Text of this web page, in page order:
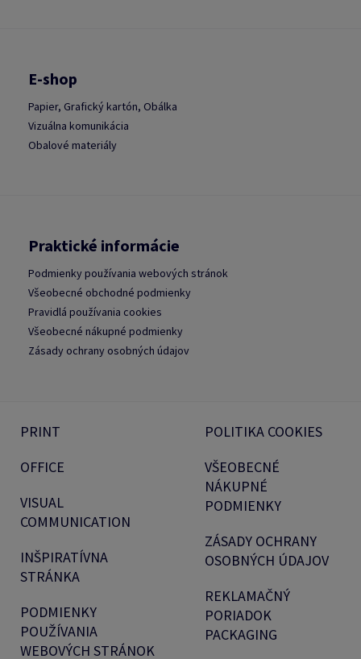
E-shop
Papier, Grafický kartón, Obálka
Vizuálna komunikácia
Obalové materiály
Praktické informácie
Podmienky používania webových stránok
Všeobecné obchodné podmienky
Pravidlá používania cookies
Všeobecné nákupné podmienky
Zásady ochrany osobných údajov
PRINT
OFFICE
VISUAL
COMMUNICATION
INŠPIRATÍVNA
STRÁNKA
PODMIENKY
POUŽÍVANIA
WEBOVÝCH STRÁNOK
POLITIKA COOKIES
VŠEOBECNÉ
NÁKUPNÉ
PODMIENKY
ZÁSADY OCHRANY
OSOBNÝCH ÚDAJOV
REKLAMAČNÝ
PORIADOK
PACKAGING